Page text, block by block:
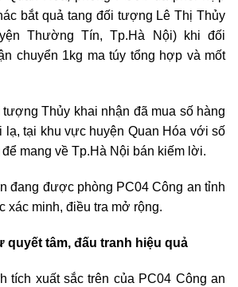
bắt quả tang đối tượng Lê Thị Thủy
Thường Tín, Tp.Hà Nội) khi đối
chuyển 1kg ma túy tổng hợp và mốt
Thủy khai nhận đã mua số hàng
lạ, tại khu vực huyện Quan Hóa với số
mang về Tp.Hà Nội bán kiếm lời.
đang được phòng PC04 Công an tỉnh
xác minh, điều tra mở rộng.
quyết tâm, đấu tranh hiệu quả
tích xuất sắc trên của PC04 Công an